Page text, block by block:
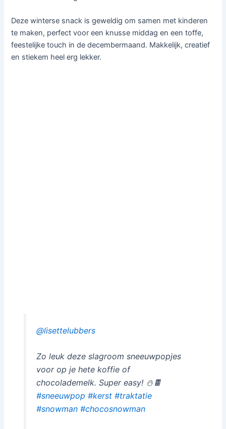
Deze winterse snack is geweldig om samen met kinderen
te maken, perfect voor een knusse middag en een toffe,
feestelijke touch in de decembermaand. Makkelijk, creatief
en stiekem heel erg lekker.
@lisettelubbers
Zo leuk deze slagroom sneeuwpopjes
voor op je hete koffie of
chocolademelk. Super easy! ⛄️🍫
#sneeuwpop #kerst #traktatie
#snowman #chocosnowman